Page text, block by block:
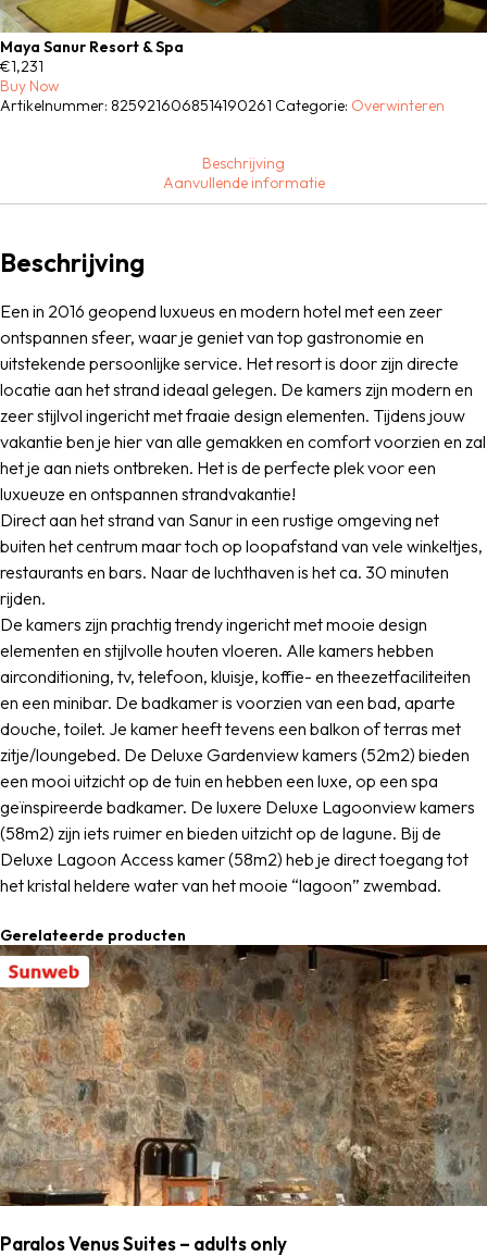
Maya Sanur Resort & Spa
€1,231
Buy Now
Artikelnummer: 8259216068514190261 Categorie: Overwinteren
Beschrijving
Aanvullende informatie
Beschrijving
Een in 2016 geopend luxueus en modern hotel met een zeer
ontspannen sfeer, waar je geniet van top gastronomie en
uitstekende persoonlijke service. Het resort is door zijn directe
locatie aan het strand ideaal gelegen. De kamers zijn modern en
zeer stijlvol ingericht met fraaie design elementen. Tijdens jouw
vakantie ben je hier van alle gemakken en comfort voorzien en zal
het je aan niets ontbreken. Het is de perfecte plek voor een
luxueuze en ontspannen strandvakantie!
Direct aan het strand van Sanur in een rustige omgeving net
buiten het centrum maar toch op loopafstand van vele winkeltjes,
restaurants en bars. Naar de luchthaven is het ca. 30 minuten
rijden.
De kamers zijn prachtig trendy ingericht met mooie design
elementen en stijlvolle houten vloeren. Alle kamers hebben
airconditioning, tv, telefoon, kluisje, koffie- en theezetfaciliteiten
en een minibar. De badkamer is voorzien van een bad, aparte
douche, toilet. Je kamer heeft tevens een balkon of terras met
zitje/loungebed. De Deluxe Gardenview kamers (52m2) bieden
een mooi uitzicht op de tuin en hebben een luxe, op een spa
geïnspireerde badkamer. De luxere Deluxe Lagoonview kamers
(58m2) zijn iets ruimer en bieden uitzicht op de lagune. Bij de
Deluxe Lagoon Access kamer (58m2) heb je direct toegang tot
het kristal heldere water van het mooie “lagoon” zwembad.
Gerelateerde producten
Paralos Venus Suites – adults only